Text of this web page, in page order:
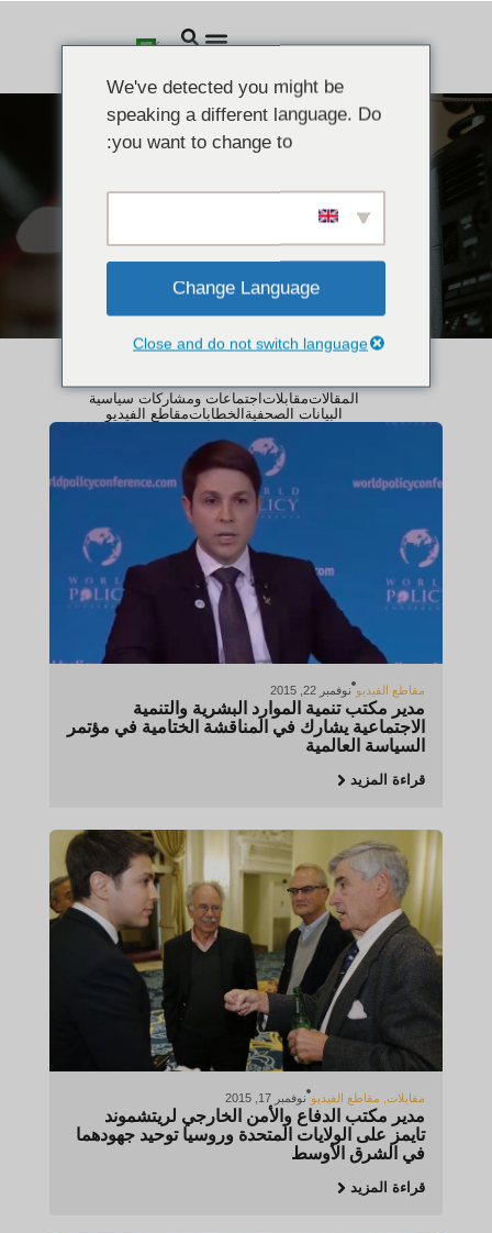
الأخبار
مقاطع الفيديو
المقالاتمقابلاتاجتماعات ومشاركات سياسية
البيانات الصحفية الخطاباتمقاطع الفيديو
مقاطع الفيديو نوفمبر 22, 2015
مدير مكتب تنمية الموارد البشرية والتنمية
الاجتماعية يشارك في المناقشة الختامية في مؤتمر
السياسة العالمية
قراءة المزيد
مقابلات, مقاطع الفيديو نوفمبر 17, 2015
مدير مكتب الدفاع والأمن الخارجي لريتشموند
تايمز على الولايات المتحدة وروسيا توحيد جهودهما
في الشرق الأوسط
قراءة المزيد
We've detected you might be
speaking a different language. Do
you want to change to:
Change Language
Close and do not switch language